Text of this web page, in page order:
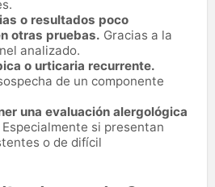
o resultados poco
otras pruebas. Gracias a la
analizado.
o urticaria recurrente.
de un componente
una evaluación alergológica
Especialmente si presentan
o de difícil